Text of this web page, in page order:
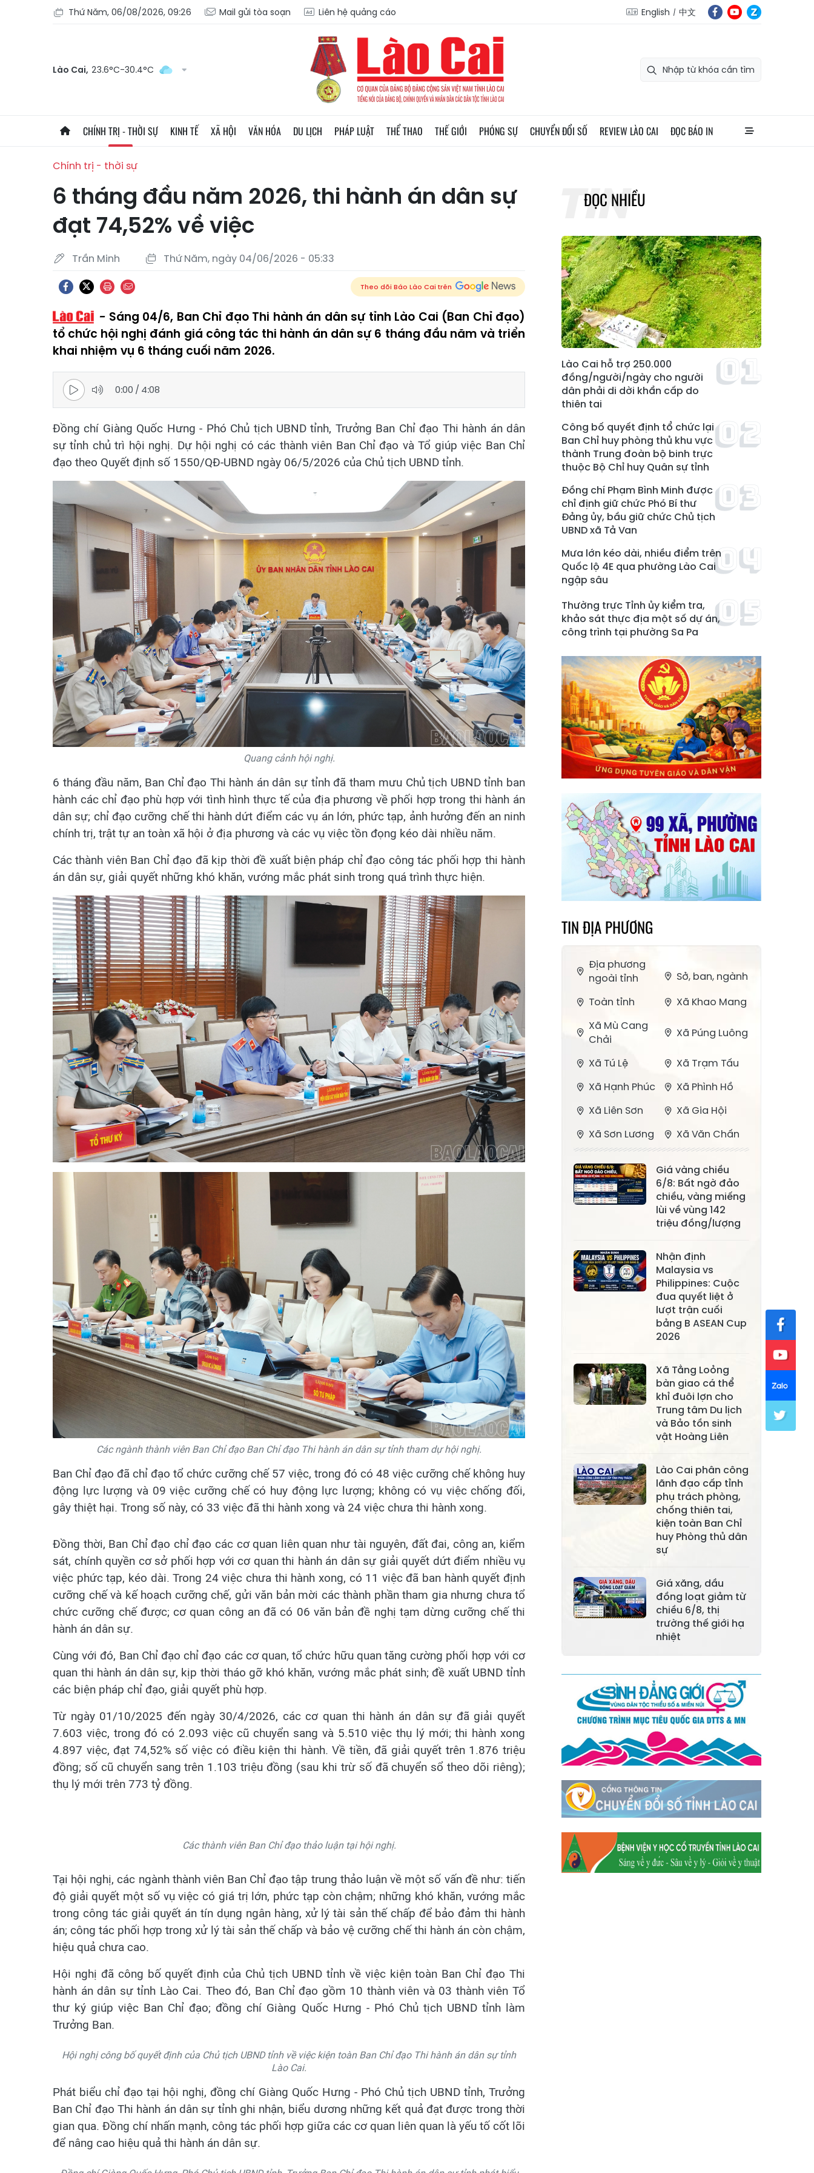
Thứ Năm, 06/08/2026, 09:26 Mail gửi tòa soạn Liên hệ quảng cáo English 中文
Lào Cai, 23.6°C-30.4°C
CHÍNH TRỊ - THỜI SỰ KINH TẾ XÃ HỘI VĂN HÓA DU LỊCH PHÁP LUẬT THỂ THAO THẾ GIỚI PHÓNG SỰ CHUYỂN ĐỔI SỐ REVIEW LÀO CAI ĐỌC BÁO IN
Chính trị - thời sự
6 tháng đầu năm 2026, thi hành án dân sự
đạt 74,52% về việc
Trần Minh Thứ Năm, ngày 04/06/2026 - 05:33
Theo dõi Báo Lào Cai trên
Sáng 04/6, Ban Chỉ đạo Thi hành án dân sự tỉnh Lào Cai (Ban Chỉ đạo)
tổ chức hội nghị đánh giá công tác thi hành án dân sự 6 tháng đầu năm và triển
khai nhiệm vụ 6 tháng cuối năm 2026.
0:00 / 4:08
Đồng chí Giàng Quốc Hưng - Phó Chủ tịch UBND tỉnh, Trưởng Ban Chỉ đạo Thi hành án dân
sự tỉnh chủ trì hội nghị. Dự hội nghị có các thành viên Ban Chỉ đạo và Tổ giúp việc Ban Chỉ
đạo theo Quyết định số 1550/QĐ-UBND ngày 06/5/2026 của Chủ tịch UBND tỉnh.
Quang cảnh hội nghị.
6 tháng đầu năm, Ban Chỉ đạo Thi hành án dân sự tỉnh đã tham mưu Chủ tịch UBND tỉnh ban
hành các chỉ đạo phù hợp với tình hình thực tế của địa phương về phối hợp trong thi hành án
dân sự; chỉ đạo cưỡng chế thi hành dứt điểm các vụ án lớn, phức tạp, ảnh hưởng đến an ninh
chính trị, trật tự an toàn xã hội ở địa phương và các vụ việc tồn đọng kéo dài nhiều năm.
Các thành viên Ban Chỉ đạo đã kịp thời đề xuất biện pháp chỉ đạo công tác phối hợp thi hành
án dân sự, giải quyết những khó khăn, vướng mắc phát sinh trong quá trình thực hiện.
Các ngành thành viên Ban Chỉ đạo Ban Chỉ đạo Thi hành án dân sự tỉnh tham dự hội nghị.
Ban Chỉ đạo đã chỉ đạo tổ chức cưỡng chế 57 việc, trong đó có 48 việc cưỡng chế không huy
động lực lượng và 09 việc cưỡng chế có huy động lực lượng; không có vụ việc chống đối,
gây thiệt hại. Trong số này, có 33 việc đã thi hành xong và 24 việc chưa thi hành xong.
Đồng thời, Ban Chỉ đạo chỉ đạo các cơ quan liên quan như tài nguyên, đất đai, công an, kiểm
sát, chính quyền cơ sở phối hợp với cơ quan thi hành án dân sự giải quyết dứt điểm nhiều vụ
việc phức tạp, kéo dài. Trong 24 việc chưa thi hành xong, có 11 việc đã ban hành quyết định
cưỡng chế và kế hoạch cưỡng chế, gửi văn bản mời các thành phần tham gia nhưng chưa tổ
chức cưỡng chế được; cơ quan công an đã có 06 văn bản đề nghị tạm dừng cưỡng chế thi
hành án dân sự.
Cùng với đó, Ban Chỉ đạo chỉ đạo các cơ quan, tổ chức hữu quan tăng cường phối hợp với cơ
quan thi hành án dân sự, kịp thời tháo gỡ khó khăn, vướng mắc phát sinh; đề xuất UBND tỉnh
các biện pháp chỉ đạo, giải quyết phù hợp.
Từ ngày 01/10/2025 đến ngày 30/4/2026, các cơ quan thi hành án dân sự đã giải quyết
7.603 việc, trong đó có 2.093 việc cũ chuyển sang và 5.510 việc thụ lý mới; thi hành xong
4.897 việc, đạt 74,52% số việc có điều kiện thi hành. Về tiền, đã giải quyết trên 1.876 triệu
đồng; số cũ chuyển sang trên 1.103 triệu đồng (sau khi trừ số đã chuyển sổ theo dõi riêng);
thụ lý mới trên 773 tỷ đồng.
ĐỌC NHIỀU
Lào Cai hỗ trợ 250.000
đồng/người/ngày cho người
dân phải di dời khẩn cấp do
thiên tai
Công bố quyết định tổ chức lại
Ban Chỉ huy phòng thủ khu vực
thành Trung đoàn bộ binh trực
thuộc Bộ Chỉ huy Quân sự tỉnh
Đồng chí Phạm Bình Minh được
chỉ định giữ chức Phó Bí thư
Đảng ủy, bầu giữ chức Chủ tịch
UBND xã Tả Van
Mưa lớn kéo dài, nhiều điểm trên
Quốc lộ 4E qua phường Lào Cai
ngập sâu
Thường trực Tỉnh ủy kiểm tra,
khảo sát thực địa một số dự án,
công trình tại phường Sa Pa
TIN ĐỊA PHƯƠNG
Địa phương
ngoài tỉnh
Sở, ban, ngành
Toàn tỉnh
Xã Khao Mang
Xã Mù Cang
Chải
Xã Púng Luông
Xã Tú Lệ
Xã Trạm Tấu
Xã Hạnh Phúc
Xã Phình Hồ
Xã Liên Sơn
Xã Gia Hội
Xã Sơn Lương
Xã Văn Chấn
Bằng La
Xã Chấn Thịnh
Xã Nghĩa Tâm
Xã Phong Dụ
Hạ
Xã Lâm Giang
Xã Đông
Cuông
Xã Tân Hợp
Xã Mậu A Xã Xuân Ái
Xã Lâm
Thượng
Xã Khánh Hòa
Xã Phúc Lợi
Xã Mường Lai
Xã Cảm Nhân
Xã Thác Bà
Xã Trấn Yên
Xã Hưng
Khánh
Xã Việt Hồng
Xã Xuân
Quang
Xã Bảo Thắng
Xã Tằng Loỏng
Xã Gia Phú
Hum
Xã Y Tý
Xã A Mú Sung
Xã Trịnh Tường
Xã Nậm Chày
Xã Bản Xèo
Xã Bát Xát
Xã Võ Lao
Xã Khánh Yên
Xã Văn Bàn
Xã Dương Quỳ
Xã Chiềng Ken
Xã Minh Lương
Xã Nậm Chảy
Xã Bảo Yên
Xã Nghĩa Đô
Xã Thượng Hà
Giá vàng chiều
6/8: Bất ngờ đảo
chiều, vàng miếng
lùi về vùng 142
triệu đồng/lượng
Nhận định
Malaysia vs
Philippines: Cuộc
đua quyết liệt ở
lượt trận cuối
bảng B ASEAN Cup
2026
Xã Tằng Loỏng
bàn giao cá thể
khỉ đuôi lợn cho
Trung tâm Du lịch
và Bảo tồn sinh
vật Hoàng Liên
Lào Cai phân công
lãnh đạo cấp tỉnh
phụ trách phòng,
chống thiên tai,
kiện toàn Ban Chỉ
huy Phòng thủ dân
sự
Giá xăng, dầu
đồng loạt giảm từ
chiều 6/8, thị
trường thế giới hạ
nhiệt